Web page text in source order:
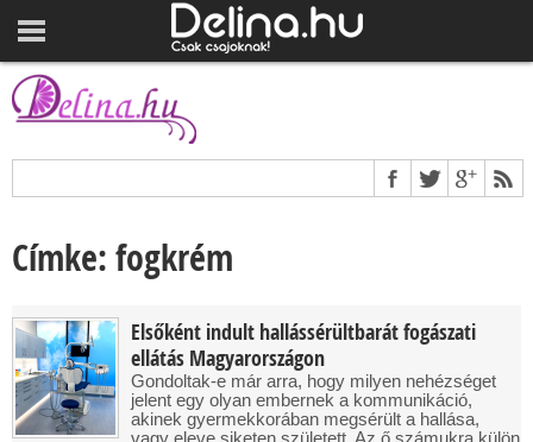
Címke: fogkrém
Elsőként indult hallássérültbarát fogászati
ellátás Magyarországon
Gondoltak-e már arra, hogy milyen nehézséget
jelent egy olyan embernek a kommunikáció,
akinek gyermekkorában megsérült a hallása,
vagy eleve siketen született. Az ő számukra külön